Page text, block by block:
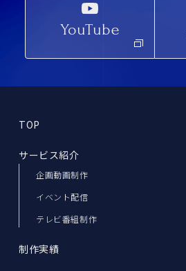
YouTube
TOP
サービス紹介
企画動画制作
イベント配信
テレビ番組制作
制作実績